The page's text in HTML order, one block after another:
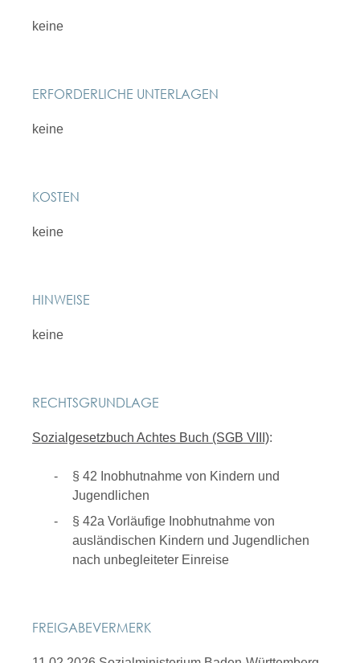
keine
ERFORDERLICHE UNTERLAGEN
keine
KOSTEN
keine
HINWEISE
keine
RECHTSGRUNDLAGE
Sozialgesetzbuch Achtes Buch (SGB VIII):
§ 42 Inobhutnahme von Kindern und
Jugendlichen
§ 42a Vorläufige Inobhutnahme von
ausländischen Kindern und Jugendlichen
nach unbegleiteter Einreise
FREIGABEVERMERK